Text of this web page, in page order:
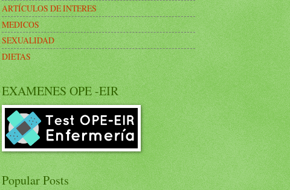
ARTÍCULOS DE INTERES
MEDICOS
SEXUALIDAD
DIETAS
EXAMENES OPE -EIR
Popular Posts